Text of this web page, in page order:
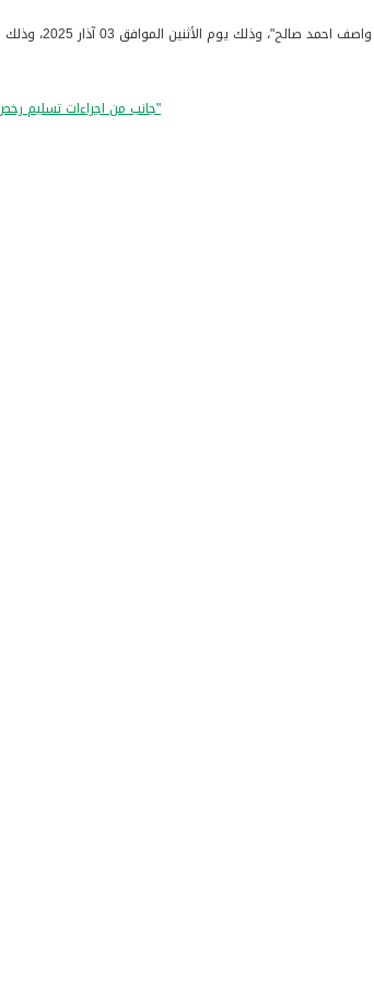
القانوني أمام رئيس مجلس مهنة تدقيق الحسابات عطوفة الدكتورة مي أبو عليا.
"جانب من اجراءات تسليم رخص مزاولة مهنة تدقيق الحسابات للفوج "الخامس والخمسون" و "السادس والخمسون و "السابع والخمسون"